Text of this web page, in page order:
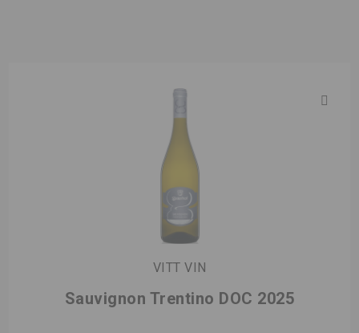
VITT VIN
Sauvignon Trentino DOC 2025